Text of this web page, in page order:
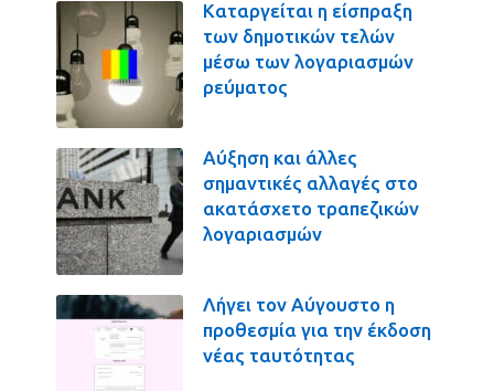
Καταργείται η είσπραξη
των δημοτικών τελών
μέσω των λογαριασμών
ρεύματος
Αύξηση και άλλες
σημαντικές αλλαγές στο
ακατάσχετο τραπεζικών
λογαριασμών
Λήγει τον Αύγουστο η
προθεσμία για την έκδοση
νέας ταυτότητας